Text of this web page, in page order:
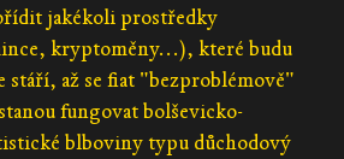
jakékoli prostředky
kryptoměny...), které budu
stáří, až se fiat "bezproblémově"
fungovat bolševicko-
blboviny typu důchodový